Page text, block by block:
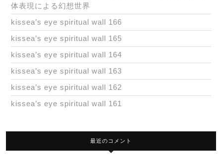
体表現による幻想世界
kissea’s eye spiritual wall 166
kissea’s eye spiritual wall 165
kissea’s eye spiritual wall 164
kissea’s eye spiritual wall 163
kissea’s eye spiritual wall 162
kissea’s eye spiritual wall 161
最近のコメント